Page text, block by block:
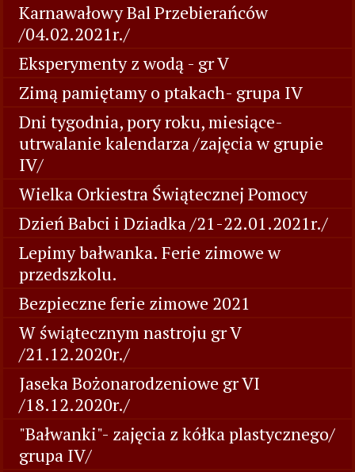
Karnawałowy Bal Przebierańców
/04.02.2021r./
Eksperymenty z wodą - gr V
Zimą pamiętamy o ptakach- grupa IV
Dni tygodnia, pory roku, miesiące-
utrwalanie kalendarza /zajęcia w grupie
IV/
Wielka Orkiestra Świątecznej Pomocy
Dzień Babci i Dziadka /21-22.01.2021r./
Lepimy bałwanka. Ferie zimowe w
przedszkolu.
Bezpieczne ferie zimowe 2021
W świątecznym nastroju gr V
/21.12.2020r./
Jaseka Bożonarodzeniowe gr VI
/18.12.2020r./
"Bałwanki"- zajęcia z kółka plastycznego/
grupa IV/